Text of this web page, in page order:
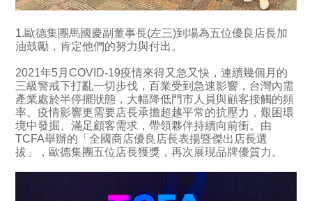
1.歐德集團馬國慶副董事長(左三)到場為五位優良店長加
油鼓勵，肯定他們的努力與付出。
2021年5月COVID-19疫情來得又急又快，連續幾個月的
三級警戒下打亂一切步伐，百業受到急速影響，台灣內需
產業處於半停擺狀態，大幅降低門市人員與顧客接觸的頻
率。疫情影響更需要店長承擔超越平常的抗壓力，艱困環
境中發掘、滿足顧客需求，帶領夥伴持續向前衝。由
TCFA舉辦的「全國商店優良店長表揚暨傑出店長選
拔」，歐德集團五位店長獲獎，再次展現品牌優質力。